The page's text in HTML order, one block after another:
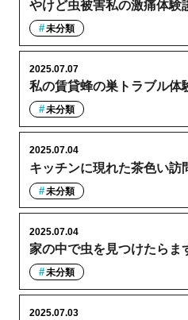
やけど虫被害私の激痛体験
未分類
私の賃貸蜂の巣トラブル体
2025.07.07
未分類
キッチンに現れた茶色い訪
2025.07.04
未分類
家の中で虫を見つけたらま
2025.07.04
未分類
2025.07.03